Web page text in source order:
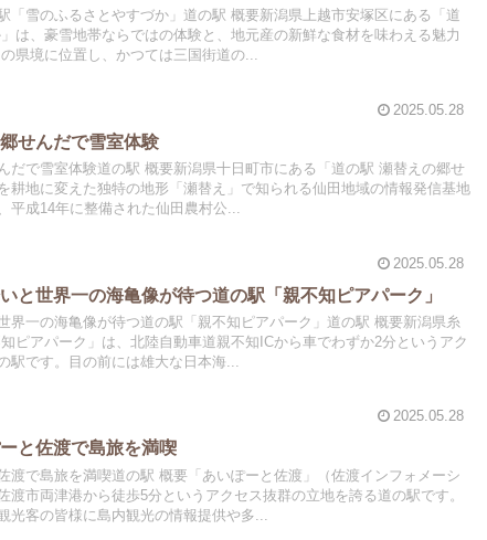
「雪のふるさとやすづか」道の駅 概要新潟県上越市安塚区にある「道
は、豪雪地帯ならではの体験と、地元産の新鮮な食材を味わえる魅力
県境に位置し、かつては三国街道の...
2025.05.28
せんだで雪室体験
だで雪室体験道の駅 概要新潟県十日町市にある「道の駅 瀬替えの郷せ
耕地に変えた独特の地形「瀬替え」で知られる仙田地域の情報発信基地
平成14年に整備された仙田農村公...
2025.05.28
と世界一の海亀像が待つ道の駅「親不知ピアパーク」
界一の海亀像が待つ道の駅「親不知ピアパーク」道の駅 概要新潟県糸
ピアパーク」は、北陸自動車道親不知ICから車でわずか2分というアク
駅です。目の前には雄大な日本海...
2025.05.28
と佐渡で島旅を満喫
渡で島旅を満喫道の駅 概要「あいぽーと佐渡」（佐渡インフォメーシ
渡市両津港から徒歩5分というアクセス抜群の立地を誇る道の駅です。
光客の皆様に島内観光の情報提供や多...